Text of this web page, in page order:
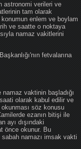
astronomi verileri ve
tam olarak
konumun enlem ve boylam
ve saatte o noktaya
namaz vakitlerini
fetvalarına
vaktinin başladığı
olarak kabul edilir ve
söz konusu
ezanın bitişi ile
ayı dışındaki
önce okunur. Bu
namazı imsak vakti